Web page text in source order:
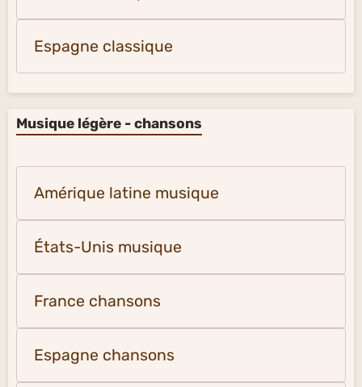
Espagne classique
Musique légère - chansons
Amérique latine musique
États-Unis musique
France chansons
Espagne chansons